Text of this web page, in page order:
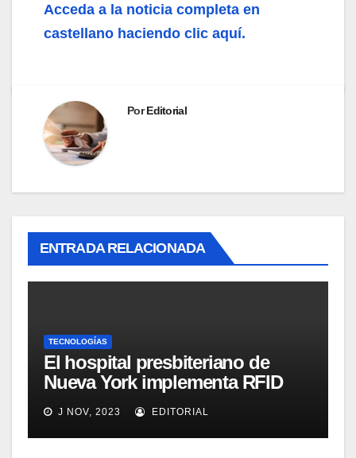
Acceda a la noticia completa en
castellano haciendo clic aquí.
PorEditorial
ENTRADA RELACIONADA
TECNOLOGÍAS
El hospital presbiteriano de
Nueva York implementa RFID
para mejorar el proceso de
inventario de equipamiento
médico
J NOV, 2023 EDITORIAL